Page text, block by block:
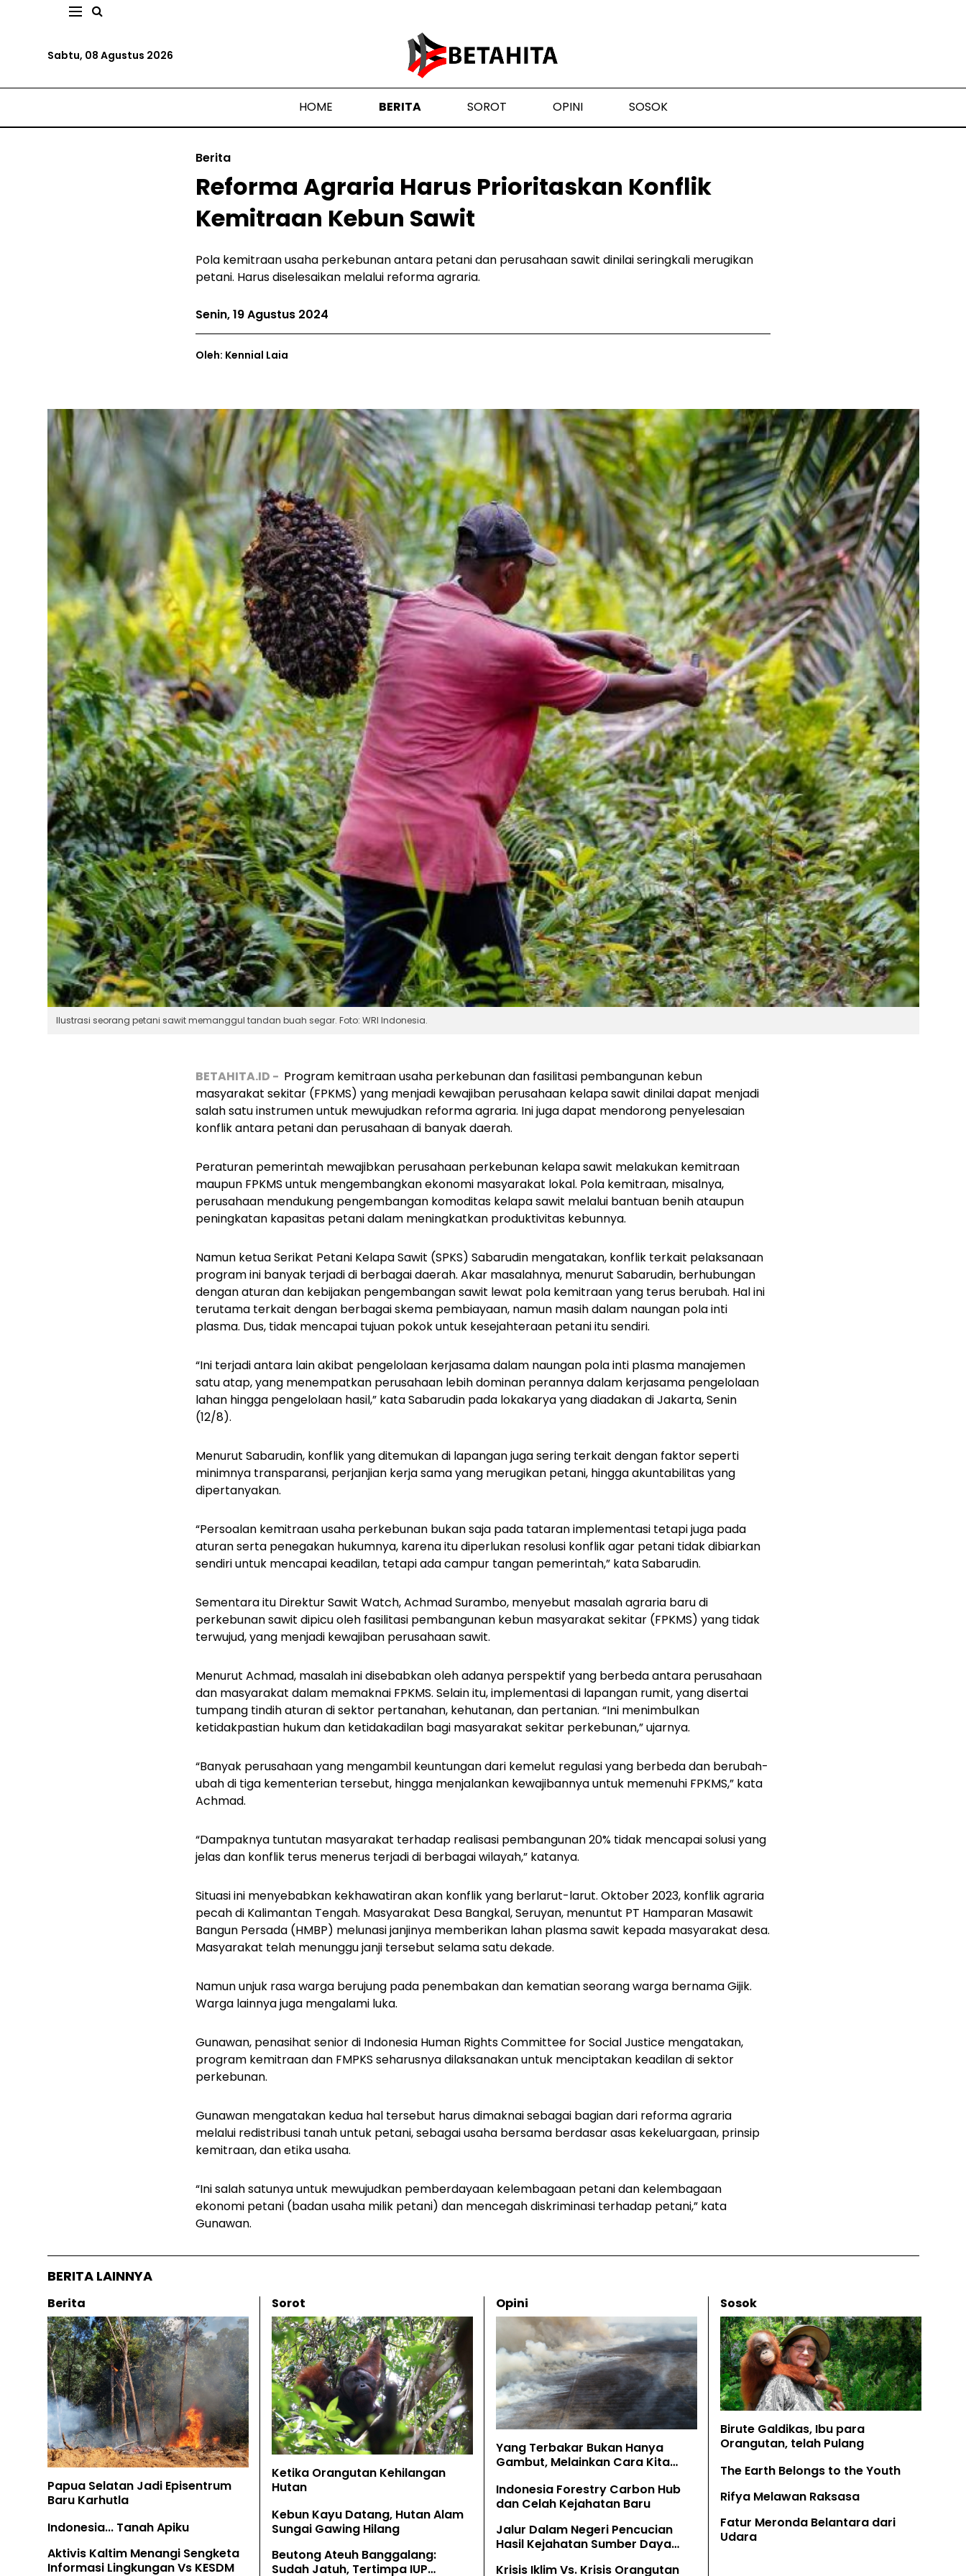
Sabtu, 08 Agustus 2026
HOME BERITA SOROT OPINI SOSOK
Berita
Reforma Agraria Harus Prioritaskan Konflik
Kemitraan Kebun Sawit
Pola kemitraan usaha perkebunan antara petani dan perusahaan sawit dinilai seringkali merugikan
petani. Harus diselesaikan melalui reforma agraria.
Senin, 19 Agustus 2024
Oleh: Kennial Laia
Ilustrasi seorang petani sawit memanggul tandan buah segar. Foto: WRI Indonesia.
BETAHITA.ID - Program kemitraan usaha perkebunan dan fasilitasi pembangunan kebun
masyarakat sekitar (FPKMS) yang menjadi kewajiban perusahaan kelapa sawit dinilai dapat menjadi
salah satu instrumen untuk mewujudkan reforma agraria. Ini juga dapat mendorong penyelesaian
konflik antara petani dan perusahaan di banyak daerah.
Peraturan pemerintah mewajibkan perusahaan perkebunan kelapa sawit melakukan kemitraan
maupun FPKMS untuk mengembangkan ekonomi masyarakat lokal. Pola kemitraan, misalnya,
perusahaan mendukung pengembangan komoditas kelapa sawit melalui bantuan benih ataupun
peningkatan kapasitas petani dalam meningkatkan produktivitas kebunnya.
Namun ketua Serikat Petani Kelapa Sawit (SPKS) Sabarudin mengatakan, konflik terkait pelaksanaan
program ini banyak terjadi di berbagai daerah. Akar masalahnya, menurut Sabarudin, berhubungan
dengan aturan dan kebijakan pengembangan sawit lewat pola kemitraan yang terus berubah. Hal ini
terutama terkait dengan berbagai skema pembiayaan, namun masih dalam naungan pola inti
plasma. Dus, tidak mencapai tujuan pokok untuk kesejahteraan petani itu sendiri.
“Ini terjadi antara lain akibat pengelolaan kerjasama dalam naungan pola inti plasma manajemen
satu atap, yang menempatkan perusahaan lebih dominan perannya dalam kerjasama pengelolaan
lahan hingga pengelolaan hasil,” kata Sabarudin pada lokakarya yang diadakan di Jakarta, Senin
(12/8).
Menurut Sabarudin, konflik yang ditemukan di lapangan juga sering terkait dengan faktor seperti
minimnya transparansi, perjanjian kerja sama yang merugikan petani, hingga akuntabilitas yang
dipertanyakan.
“Persoalan kemitraan usaha perkebunan bukan saja pada tataran implementasi tetapi juga pada
aturan serta penegakan hukumnya, karena itu diperlukan resolusi konflik agar petani tidak dibiarkan
sendiri untuk mencapai keadilan, tetapi ada campur tangan pemerintah,” kata Sabarudin.
Sementara itu Direktur Sawit Watch, Achmad Surambo, menyebut masalah agraria baru di
perkebunan sawit dipicu oleh fasilitasi pembangunan kebun masyarakat sekitar (FPKMS) yang tidak
terwujud, yang menjadi kewajiban perusahaan sawit.
Menurut Achmad, masalah ini disebabkan oleh adanya perspektif yang berbeda antara perusahaan
dan masyarakat dalam memaknai FPKMS. Selain itu, implementasi di lapangan rumit, yang disertai
tumpang tindih aturan di sektor pertanahan, kehutanan, dan pertanian. “Ini menimbulkan
ketidakpastian hukum dan ketidakadilan bagi masyarakat sekitar perkebunan,” ujarnya.
“Banyak perusahaan yang mengambil keuntungan dari kemelut regulasi yang berbeda dan berubah-
ubah di tiga kementerian tersebut, hingga menjalankan kewajibannya untuk memenuhi FPKMS,” kata
Achmad.
“Dampaknya tuntutan masyarakat terhadap realisasi pembangunan 20% tidak mencapai solusi yang
jelas dan konflik terus menerus terjadi di berbagai wilayah,” katanya.
Situasi ini menyebabkan kekhawatiran akan konflik yang berlarut-larut. Oktober 2023, konflik agraria
pecah di Kalimantan Tengah. Masyarakat Desa Bangkal, Seruyan, menuntut PT Hamparan Masawit
Bangun Persada (HMBP) melunasi janjinya memberikan lahan plasma sawit kepada masyarakat desa.
Masyarakat telah menunggu janji tersebut selama satu dekade.
Namun unjuk rasa warga berujung pada penembakan dan kematian seorang warga bernama Gijik.
Warga lainnya juga mengalami luka.
Gunawan, penasihat senior di Indonesia Human Rights Committee for Social Justice mengatakan,
program kemitraan dan FMPKS seharusnya dilaksanakan untuk menciptakan keadilan di sektor
perkebunan.
Gunawan mengatakan kedua hal tersebut harus dimaknai sebagai bagian dari reforma agraria
melalui redistribusi tanah untuk petani, sebagai usaha bersama berdasar asas kekeluargaan, prinsip
kemitraan, dan etika usaha.
“Ini salah satunya untuk mewujudkan pemberdayaan kelembagaan petani dan kelembagaan
ekonomi petani (badan usaha milik petani) dan mencegah diskriminasi terhadap petani,” kata
Gunawan.
BERITA LAINNYA
Berita
Papua Selatan Jadi Episentrum
Baru Karhutla
Indonesia... Tanah Apiku
Aktivis Kaltim Menangi Sengketa
Informasi Lingkungan Vs KESDM
Sorot
Ketika Orangutan Kehilangan
Hutan
Kebun Kayu Datang, Hutan Alam
Sungai Gawing Hilang
Beutong Ateuh Banggalang:
Sudah Jatuh, Tertimpa IUP
Opini
Yang Terbakar Bukan Hanya
Gambut, Melainkan Cara Kita
Indonesia Forestry Carbon Hub
dan Celah Kejahatan Baru
Jalur Dalam Negeri Pencucian
Hasil Kejahatan Sumber Daya
Krisis Iklim Vs. Krisis Orangutan
Sosok
Birute Galdikas, Ibu para
Orangutan, telah Pulang
The Earth Belongs to the Youth
Rifya Melawan Raksasa
Fatur Meronda Belantara dari
Udara